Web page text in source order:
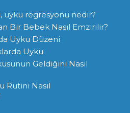
uyku regresyonu nedir?
Bir Bebek Nasıl Emzirilir?
Uyku Düzeni
Uyku
Geldiğini Nasıl
Rutini Nasıl